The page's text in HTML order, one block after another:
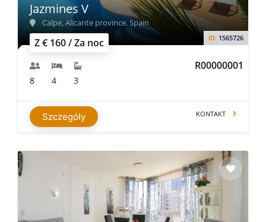
Z € 160 / Za noc ID: 1565726
R00000001
Jazmines V
Calpe, Alicante province, Spain
8 4 3
Szczegóły KONTAKT